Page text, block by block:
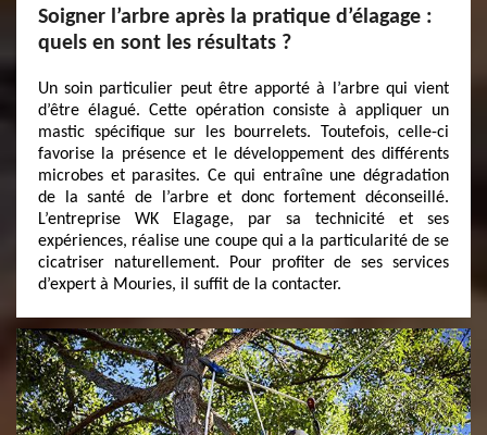
Soigner l’arbre après la pratique d’élagage :
quels en sont les résultats ?
Un soin particulier peut être apporté à l’arbre qui vient
d’être élagué. Cette opération consiste à appliquer un
mastic spécifique sur les bourrelets. Toutefois, celle-ci
favorise la présence et le développement des différents
microbes et parasites. Ce qui entraîne une dégradation
de la santé de l’arbre et donc fortement déconseillé.
L’entreprise WK Elagage, par sa technicité et ses
expériences, réalise une coupe qui a la particularité de se
cicatriser naturellement. Pour profiter de ses services
d’expert à Mouries, il suffit de la contacter.